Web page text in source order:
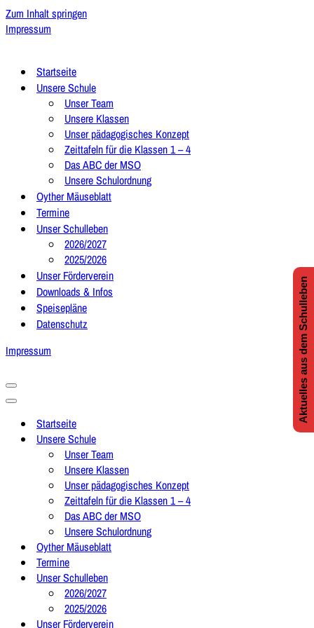
Zum Inhalt springen
Impressum
Startseite
Unsere Schule
Unser Team
Unsere Klassen
Unser pädagogisches Konzept
Zeittafeln für die Klassen 1 – 4
Das ABC der MSO
Unsere Schulordnung
Oyther Mäuseblatt
Termine
Unser Schulleben
2026/2027
2025/2026
Unser Förderverein
Downloads & Infos
Speisepläne
Datenschutz
Impressum
Navigationsmenü
Navigationsmenü
Startseite
Unsere Schule
Unser Team
Unsere Klassen
Unser pädagogisches Konzept
Zeittafeln für die Klassen 1 – 4
Das ABC der MSO
Unsere Schulordnung
Oyther Mäuseblatt
Termine
Unser Schulleben
2026/2027
2025/2026
Unser Förderverein
Aktuelles aus dem Schulleben